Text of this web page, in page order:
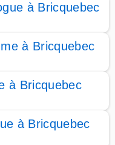
à Bricquebec
à Bricquebec
à Bricquebec
à Bricquebec